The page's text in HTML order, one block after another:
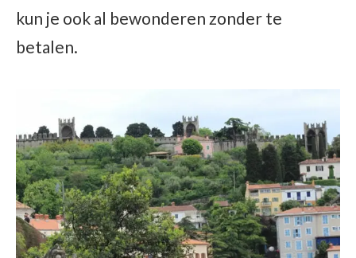
kun je ook al bewonderen zonder te
betalen.